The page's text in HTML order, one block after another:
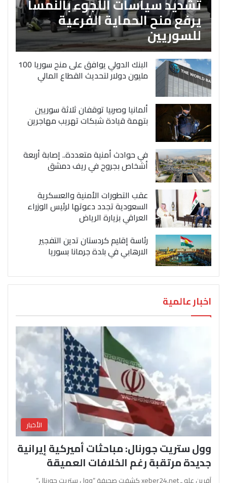
يرفع منح الحماية الفرعية
للسوريين
البنك الدولي يوافق على منح سوريا 100
مليون دولار لتحديث القطاع المالي
ألمانيا وصربيا توقفان ثلاثة سوريين
بتهمة قيادة شبكات تهريب مهاجرين
في حوادث أمنية متعددة.. إصابة أربعة
أشخاص بجروح في ريف دمشق
عقب التطورات الأمنية والعسكرية
السعودية تجدد دعوتها لرئيس الوزراء
العراقي بزيارة الرياض
رئاسة إقليم كردستان تدين التفجير
الارهابي في بلدة جرمانا بسوريا
اخبار عالمية
الأخبار
وول ستريت جورنال: مباحثات أميركية إيرانية
جديدة مرتقبة رغم الخلافات العميقة